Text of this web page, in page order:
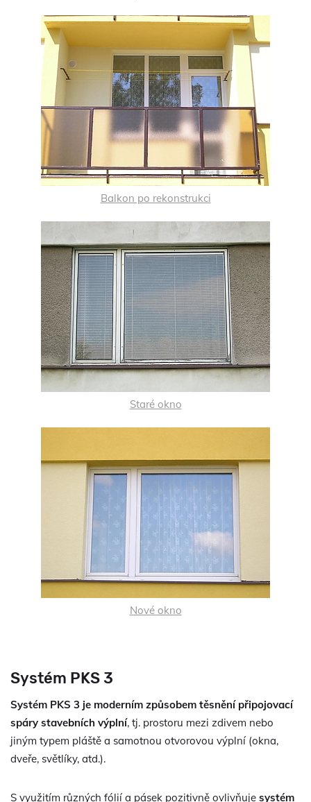
Balkon po rekonstrukci
Staré okno
Nové okno
Systém PKS 3
Systém PKS 3 je moderním způsobem těsnění připojovací
spáry stavebních výplní, tj. prostoru mezi zdivem nebo
jiným typem pláště a samotnou otvorovou výplní (okna,
dveře, světlíky, atd.).
S využitím různých fólií a pásek pozitivně ovlivňuje systém